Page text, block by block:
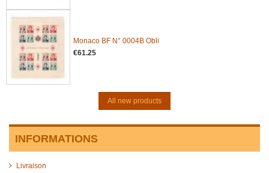
Monaco BF N° 0004B Obli
€61.25
All new products
INFORMATIONS
Livraison